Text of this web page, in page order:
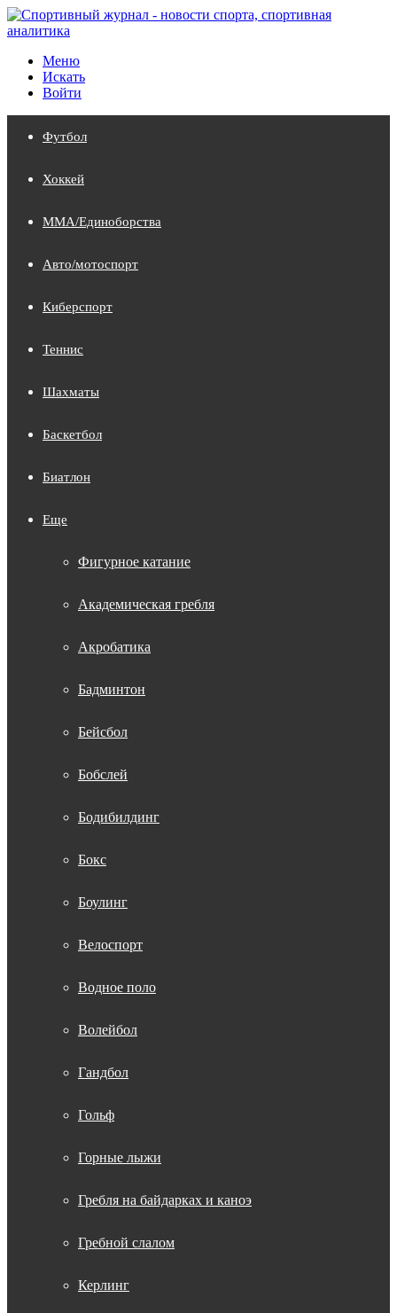
Меню
Искать
Войти
Футбол
Хоккей
MMA/Единоборства
Авто/мотоспорт
Киберспорт
Теннис
Шахматы
Баскетбол
Биатлон
Еще
Фигурное катание
Академическая гребля
Акробатика
Бадминтон
Бейсбол
Бобслей
Бодибилдинг
Бокс
Боулинг
Велоспорт
Водное поло
Волейбол
Гандбол
Гольф
Горные лыжи
Гребля на байдарках и каноэ
Гребной слалом
Керлинг